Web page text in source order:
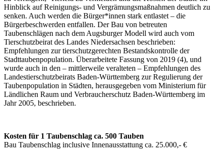
Hinblick auf Reinigungs- und Vergrämungsmaßnahmen deutlich zu
senken. Auch werden die Bürger*innen stark entlastet – die
Bürgerbeschwerden entfallen. Der Bau von betreuten
Taubenschlägen nach dem Augsburger Modell wird auch vom
Tierschutzbeirat des Landes Niedersachsen beschrieben:
Empfehlungen zur tierschutzgerechten Bestandskontrolle der
Stadttaubenpopulation. Überarbeitete Fassung von 2019 (4), und
wurde auch in den – mittlerweile veralteten – Empfehlungen des
Landestierschutzbeirats Baden-Württemberg zur Regulierung der
Taubenpopulation in Städten, herausgegeben vom Ministerium für
Ländlichen Raum und Verbraucherschutz Baden-Württemberg im
Jahr 2005, beschrieben.
Kosten für 1 Taubenschlag ca. 500 Tauben
Bau Taubenschlag inclusive Innenausstattung ca. 25.000,- €